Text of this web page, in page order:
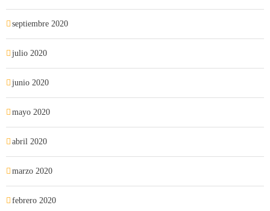
septiembre 2020
julio 2020
junio 2020
mayo 2020
abril 2020
marzo 2020
febrero 2020